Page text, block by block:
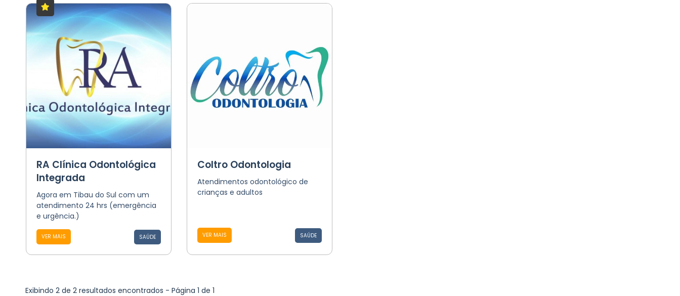
RA Clínica Odontológica
Integrada
Agora em Tibau do Sul com um
atendimento 24 hrs (emergência
e urgência.)
VER MAIS SAÚDE
Coltro Odontologia
Atendimentos odontológico de
crianças e adultos
VER MAIS SAÚDE
Exibindo 2 de 2 resultados encontrados - Página 1 de 1